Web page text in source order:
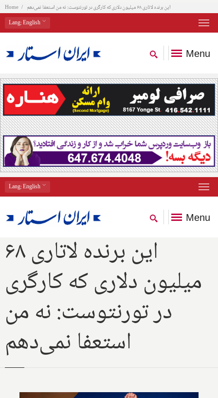
Home این برنده لاتاری ۶۸ میلیون دلاری که کارگری در تورنتوست: نه من استعفا نمی‌دهم
Lang: English
Menu
Lang: English
Menu
این برنده لاتاری ۶۸
میلیون دلاری که کارگری
در تورنتوست: نه من
استعفا نمی‌دهم